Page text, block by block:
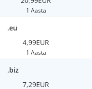
1 Aasta
.eu
4,99EUR
1 Aasta
.biz
7,29EUR